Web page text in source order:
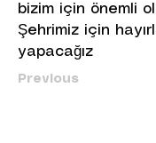
bizim için önemli
Şehrimiz için
yapacağız
Previous